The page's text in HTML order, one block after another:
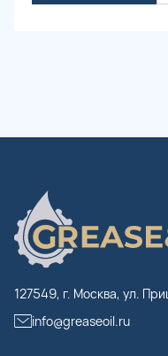
127549, г. Москва, ул.
info@greaseoil.ru